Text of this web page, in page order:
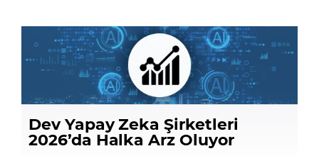
Dev Yapay Zeka Şirketleri
2026’da Halka Arz Oluyor